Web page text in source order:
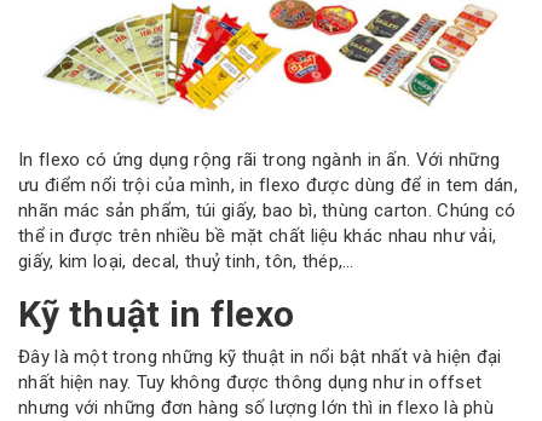
In flexo có ứng dụng rộng rãi trong ngành in ấn. Với những
ưu điểm nổi trội của mình, in flexo được dùng để in tem dán,
nhãn mác sản phẩm, túi giấy, bao bì, thùng carton. Chúng có
thể in được trên nhiều bề mặt chất liệu khác nhau như vải,
giấy, kim loại, decal, thuỷ tinh, tôn, thép,…
Kỹ thuật in flexo
Đây là một trong những kỹ thuật in nổi bật nhất và hiện đại
nhất hiện nay. Tuy không được thông dụng như in offset
nhưng với những đơn hàng số lượng lớn thì in flexo là phù